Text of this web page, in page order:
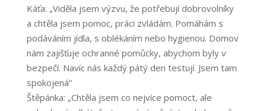
Káťa: „Viděla jsem výzvu, že potřebují dobrovolníky
a chtěla jsem pomoc, práci zvládám. Pomáhám s
podáváním jídla, s oblékáním nebo hygienou. Domov
nám zajišťuje ochranné pomůcky, abychom byly v
bezpečí. Navíc nás každý pátý den testují. Jsem tam
spokojená“
Štěpánka: „Chtěla jsem co nejvíce pomoct, ale